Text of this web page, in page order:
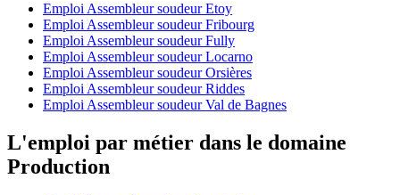
Emploi Assembleur soudeur Etoy
Emploi Assembleur soudeur Fribourg
Emploi Assembleur soudeur Fully
Emploi Assembleur soudeur Locarno
Emploi Assembleur soudeur Orsières
Emploi Assembleur soudeur Riddes
Emploi Assembleur soudeur Val de Bagnes
L'emploi par métier dans le domaine
Production